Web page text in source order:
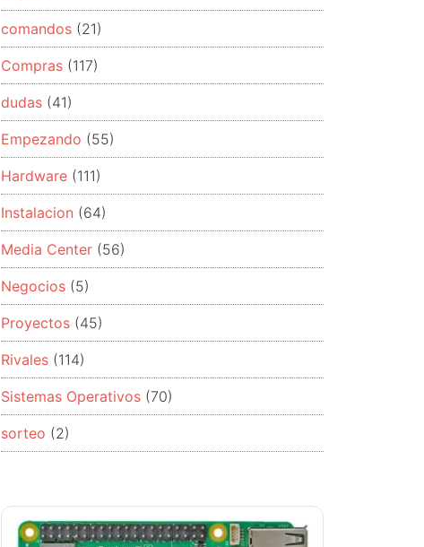
comandos (21)
Compras (117)
dudas (41)
Empezando (55)
Hardware (111)
Instalacion (64)
Media Center (56)
Negocios (5)
Proyectos (45)
Rivales (114)
Sistemas Operativos (70)
sorteo (2)